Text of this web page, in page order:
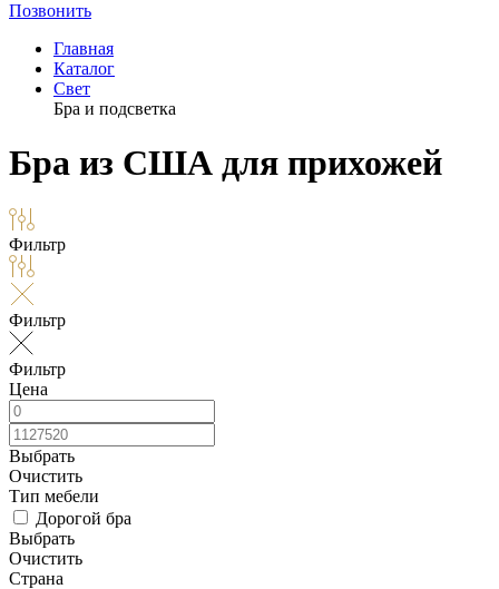
Позвонить
Главная
Каталог
Свет
Бра и подсветка
Бра из США для прихожей
Фильтр
Фильтр
Фильтр
Цена
Выбрать
Очистить
Тип мебели
Дорогой бра
Выбрать
Очистить
Страна